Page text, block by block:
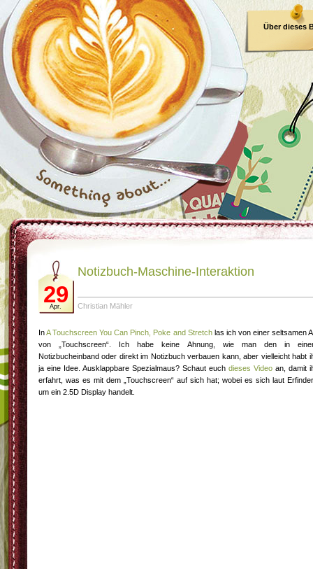
Über dieses
29
Apr.
Notizbuch-Maschine-Interaktion
Christian Mähler
InA Touchscreen You Can Pinch, Poke and Stretchlas ich von einer seltsamen
von „Touchscreen“. Ich habe keine Ahnung, wie man den in
Notizbucheinband oder direkt im Notizbuch verbauen kann, aber vielleicht habt
ja eine Idee. Ausklappbare Spezialmaus? Schaut euch dieses Video an, damit
erfahrt, was es mit dem „Touchscreen“ auf sich hat; wobei es sich laut
um ein 2.5D Display handelt.